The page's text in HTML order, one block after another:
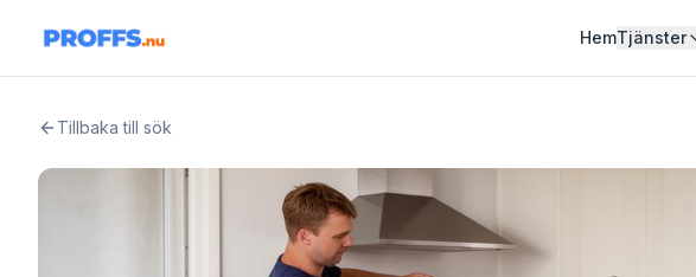
HemTjänster
Tillbaka till sök